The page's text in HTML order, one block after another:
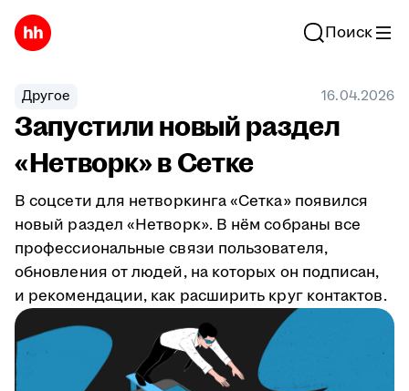
Поиск
Другое 16.04.2026
Запустили новый раздел
«Нетворк» в Сетке
В соцсети для нетворкинга «Сетка» появился
новый раздел «Нетворк». В нём собраны все
профессиональные связи пользователя,
обновления от людей, на которых он подписан,
и рекомендации, как расширить круг контактов.